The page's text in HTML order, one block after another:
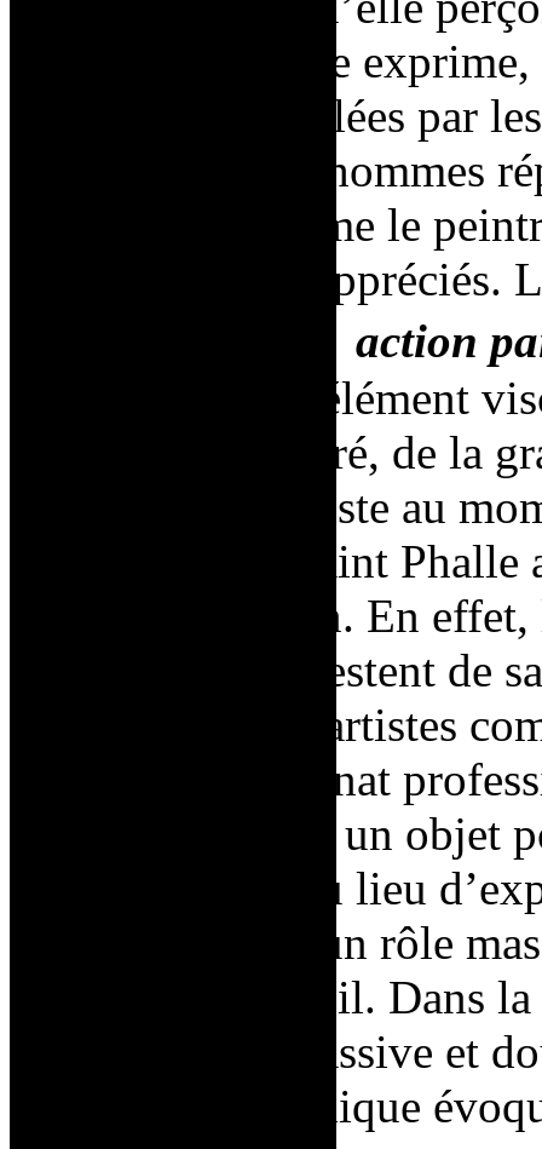
l’époque. La série
artistiques formulées par
seuls les artistes hommes
, comme le
sont réellement appréciés.
action
notamment de l’élément
ruisselant et coloré, de la
l’énergie de l’artiste au
performances, Saint
pouvoir masculin. En
performances attestent de
et virile que des artistes
fait du mannequinat
présenter comme un objet
, toutefois, au lieu
performe plutôt un rôle
douée avec le fusil. Dans
rôle de femme passive et
un symbole phallique